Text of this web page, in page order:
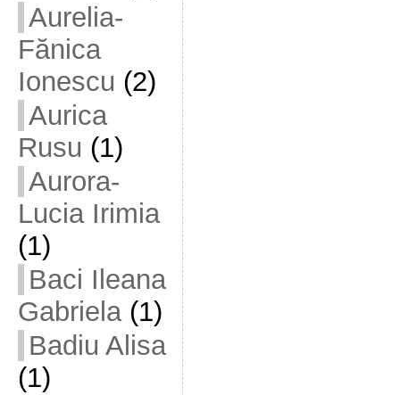
Aurelia-
Fănica
Ionescu (2)
Aurica
Rusu (1)
Aurora-
Lucia Irimia
(1)
Baci Ileana
Gabriela(1)
Badiu Alisa
(1)